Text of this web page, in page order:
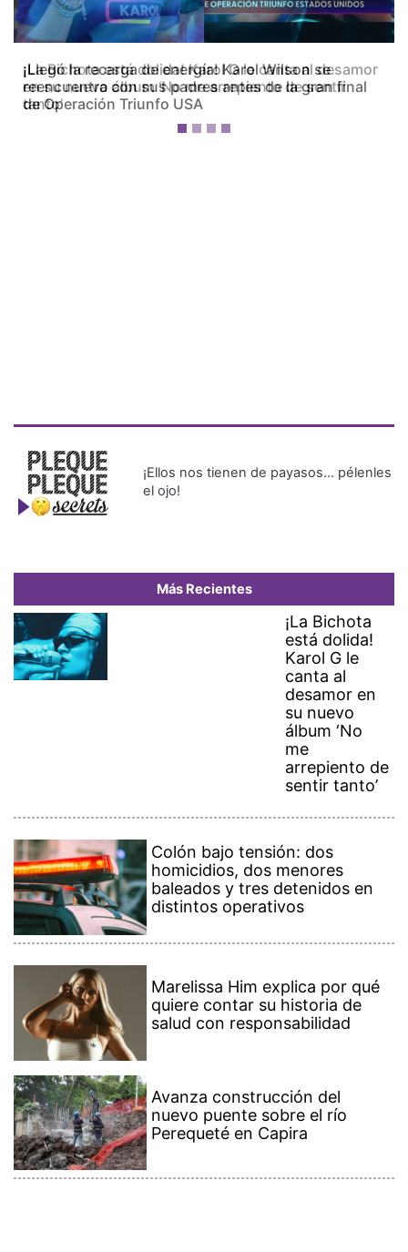
¡La Bichota está dolida! Karol G le canta al desamor
en su nuevo álbum ‘No me arrepiento de sentir
tanto’
¡Ellos nos tienen de payasos… pélenles
el ojo!
Más Recientes
¡La Bichota
está dolida!
Karol G le
canta al
desamor en
su nuevo
álbum ‘No
me
arrepiento de
sentir tanto’
Colón bajo tensión: dos
homicidios, dos menores
baleados y tres detenidos en
distintos operativos
Marelissa Him explica por qué
quiere contar su historia de
salud con responsabilidad
Avanza construcción del
nuevo puente sobre el río
Perequeté en Capira